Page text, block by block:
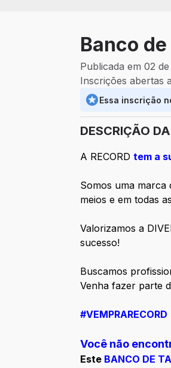
Banco
Publicada em 02
Inscrições abertas
Essa inscrição
DESCRIÇÃO
A RECORDtem a
Somos uma marca
meios e em todas
Valorizamos a
sucesso!
Buscamos
Venha fazer parte
#VEMPRARECORD
Você não
Este BANCO DE